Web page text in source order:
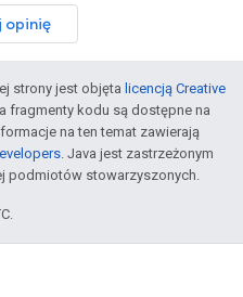
opinię
strony jest objęta licencją Creative
fragmenty kodu są dostępne na
na ten temat zawierają
. Java jest zastrzeżonym
podmiotów stowarzyszonych.